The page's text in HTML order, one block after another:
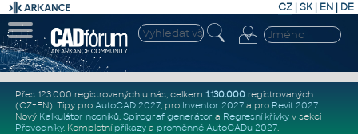
CZ | SK| EN | DE
Přes 123.000 registrovaných u nás, celkem 1.130.000registrovaných
(CZ+EN). Tipy pro AutoCAD 2027, pro Inventor 2027a pro Revit 2027.
Nový Kalkulátor nosníků, Spirograf generátor a Regresní křivkyv sekci
Převodníky. Kompletní příkazya proměnné AutoCADu 2027.